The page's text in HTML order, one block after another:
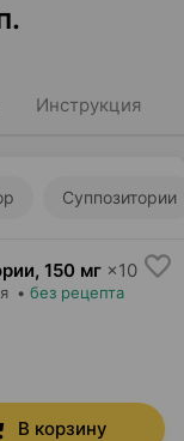
Инструкция
Суппозитории
, 150 мг ×10
• без рецепта
В корзину